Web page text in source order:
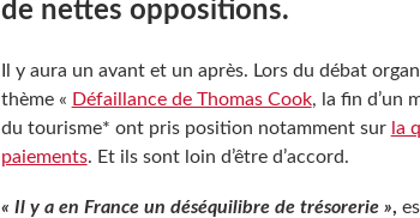
de nettes oppositions.
Il y aura un avant et un après. Lors du débat
thème « Défaillance de Thomas Cook, la fin d’un
du tourisme* ont pris position notamment sur la
paiements. Et ils sont loin d’être d’accord.
« Il y a en France un déséquilibre de trésorerie »,